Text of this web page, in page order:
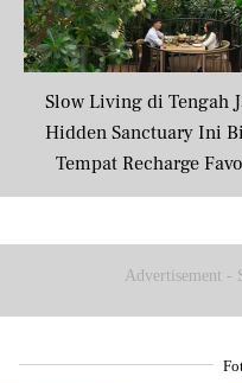
Slow Living di Tengah
Hidden Sanctuary Ini
Tempat Recharge
Advertisement -